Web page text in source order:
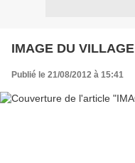
IMAGE DU VILLAGE
Publié le 21/08/2012 à 15:41